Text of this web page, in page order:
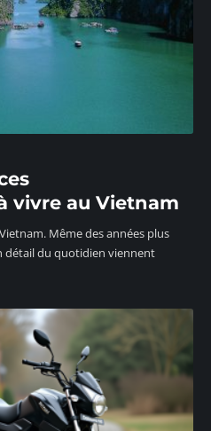
vivre au Vietnam
Même des années plus
détail du quotidien viennent